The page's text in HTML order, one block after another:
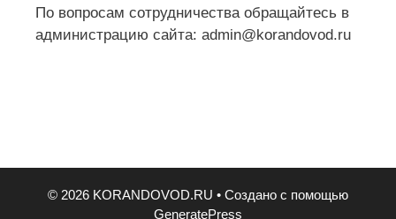
По вопросам сотрудничества обращайтесь в
администрацию сайта: admin@korandovod.ru
© 2026 KORANDOVOD.RU • Создано с помощью
GeneratePress